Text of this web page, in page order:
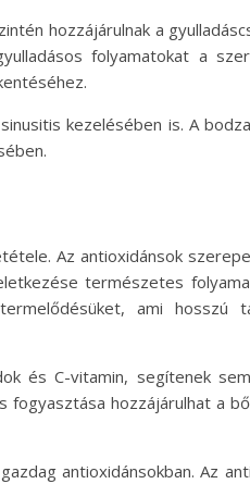
hozzájárulnak a
folyamatokat a
kezelésében is. A
Az antioxidánsok
természetes
ami hosszú
és C-vitamin, segítenek
hozzájárulhat a
antioxidánsokban. Az